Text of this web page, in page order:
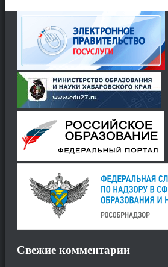
Свежие комментарии